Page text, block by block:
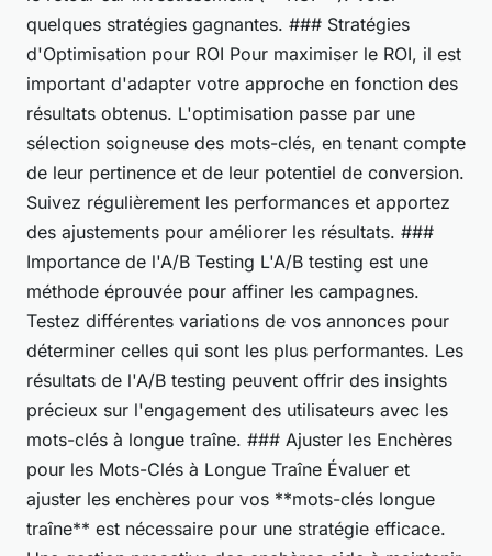
quelques stratégies gagnantes. ### Stratégies
d'Optimisation pour ROI Pour maximiser le ROI, il est
important d'adapter votre approche en fonction des
résultats obtenus. L'optimisation passe par une
sélection soigneuse des mots-clés, en tenant compte
de leur pertinence et de leur potentiel de conversion.
Suivez régulièrement les performances et apportez
des ajustements pour améliorer les résultats. ###
Importance de l'A/B Testing L'A/B testing est une
méthode éprouvée pour affiner les campagnes.
Testez différentes variations de vos annonces pour
déterminer celles qui sont les plus performantes. Les
résultats de l'A/B testing peuvent offrir des insights
précieux sur l'engagement des utilisateurs avec les
mots-clés à longue traîne. ### Ajuster les Enchères
pour les Mots-Clés à Longue Traîne Évaluer et
ajuster les enchères pour vos **mots-clés longue
traîne** est nécessaire pour une stratégie efficace.